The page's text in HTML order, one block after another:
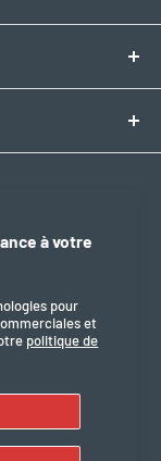
à votre
pour
et
politique de